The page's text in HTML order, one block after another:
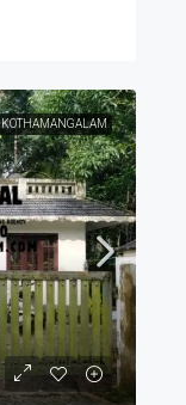
KOTHAMANGALAM